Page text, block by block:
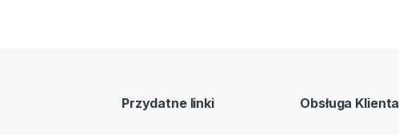
Przydatne linki Obsługa Klienta